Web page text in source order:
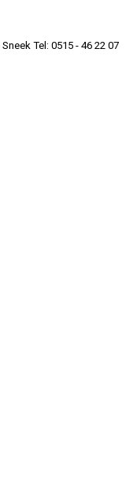
Tel: 0515 - 46 22 07